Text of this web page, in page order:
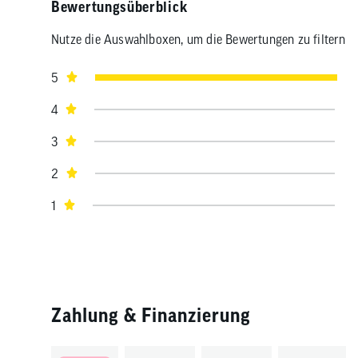
Bewertungsüberblick
Nutze die Auswahlboxen, um die Bewertungen zu filtern
5
4
3
2
1
Zahlung & Finanzierung